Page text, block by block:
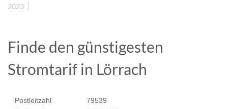
2023
Finde den günstigesten
Stromtarif in Lörrach